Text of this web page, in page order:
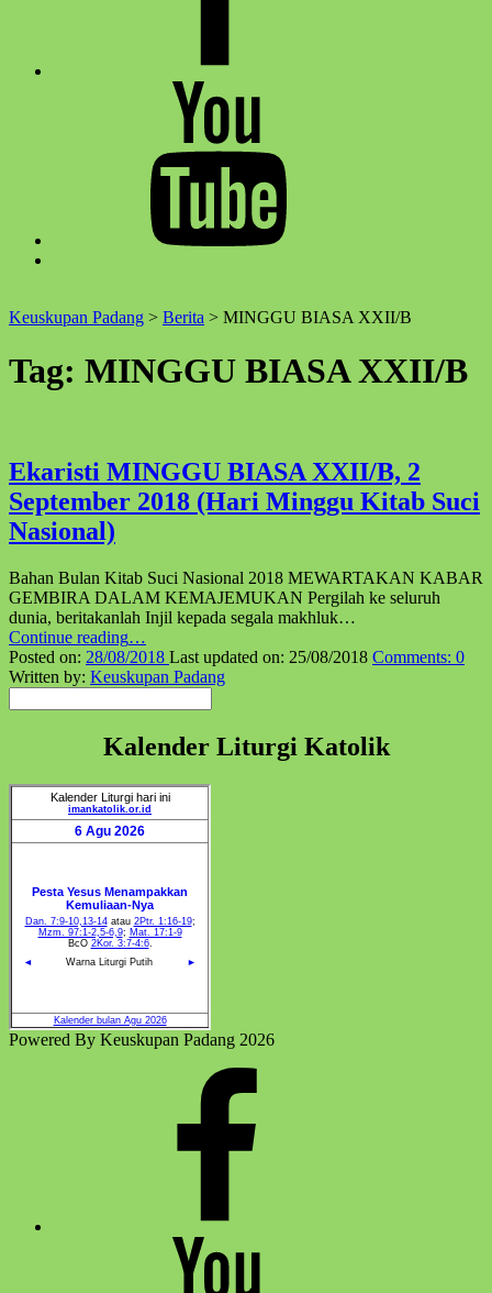
↑
Keuskupan Padang > Berita > MINGGU BIASA XXII/B
Tag: MINGGU BIASA XXII/B
Ekaristi MINGGU BIASA XXII/B, 2
September 2018 (Hari Minggu Kitab Suci
Nasional)
Bahan Bulan Kitab Suci Nasional 2018 MEWARTAKAN KABAR
GEMBIRA DALAM KEMAJEMUKAN Pergilah ke seluruh
dunia, beritakanlah Injil kepada segala makhluk…
Continue reading“Ekaristi
MINGGU
BIASA
2
September
2018
Minggu
Kitab
Suci
…
Posted on: 28/08/2018 Last updated on: 25/08/2018 Comments: 0
Written by: Keuskupan Padang
Kalender Liturgi Katolik
Powered By Keuskupan Padang 2026